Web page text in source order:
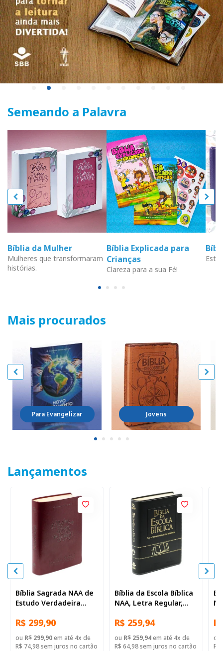
Semeando a Palavra
Bíblia da Mulher
Mulheres que transformaram
histórias.
Bíblia Explicada para
Crianças
Clareza para a sua Fé!
Mais procurados
Para Evangelizar Jovens
Lançamentos
Bíblia Sagrada NAA de
Estudo Verdadeira
Regular, com mapa,
Capa Couro Sintético
Ilustrada Marrom
R$ 299,90
ou R$ 299,90em até 4x de
R$ 74,98 sem juros no cartão
Bíblia da Escola Bíblica
NAA, Letra Regular,
Sintético Preta
R$ 259,94
ou R$ 259,94em até 4x de
R$ 64,98 sem juros no cartão
ou
R$